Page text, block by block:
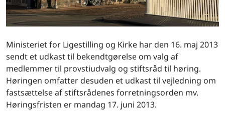
Ministeriet for Ligestilling og Kirke har den 16. maj 2013
sendt et udkast til bekendtgørelse om valg af
medlemmer til provstiudvalg og stiftsråd til høring.
Høringen omfatter desuden et udkast til vejledning om
fastsættelse af stiftsrådenes forretningsorden mv.
Høringsfristen er mandag 17. juni 2013.